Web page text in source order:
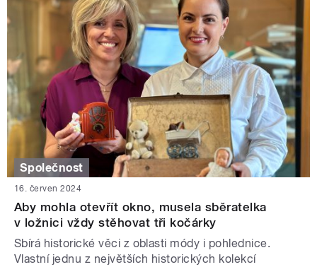
Společnost
16. červen 2024
Aby mohla otevřít okno, musela sběratelka
v ložnici vždy stěhovat tři kočárky
Sbírá historické věci z oblasti módy i pohlednice.
Vlastní jednu z největších historických kolekcí